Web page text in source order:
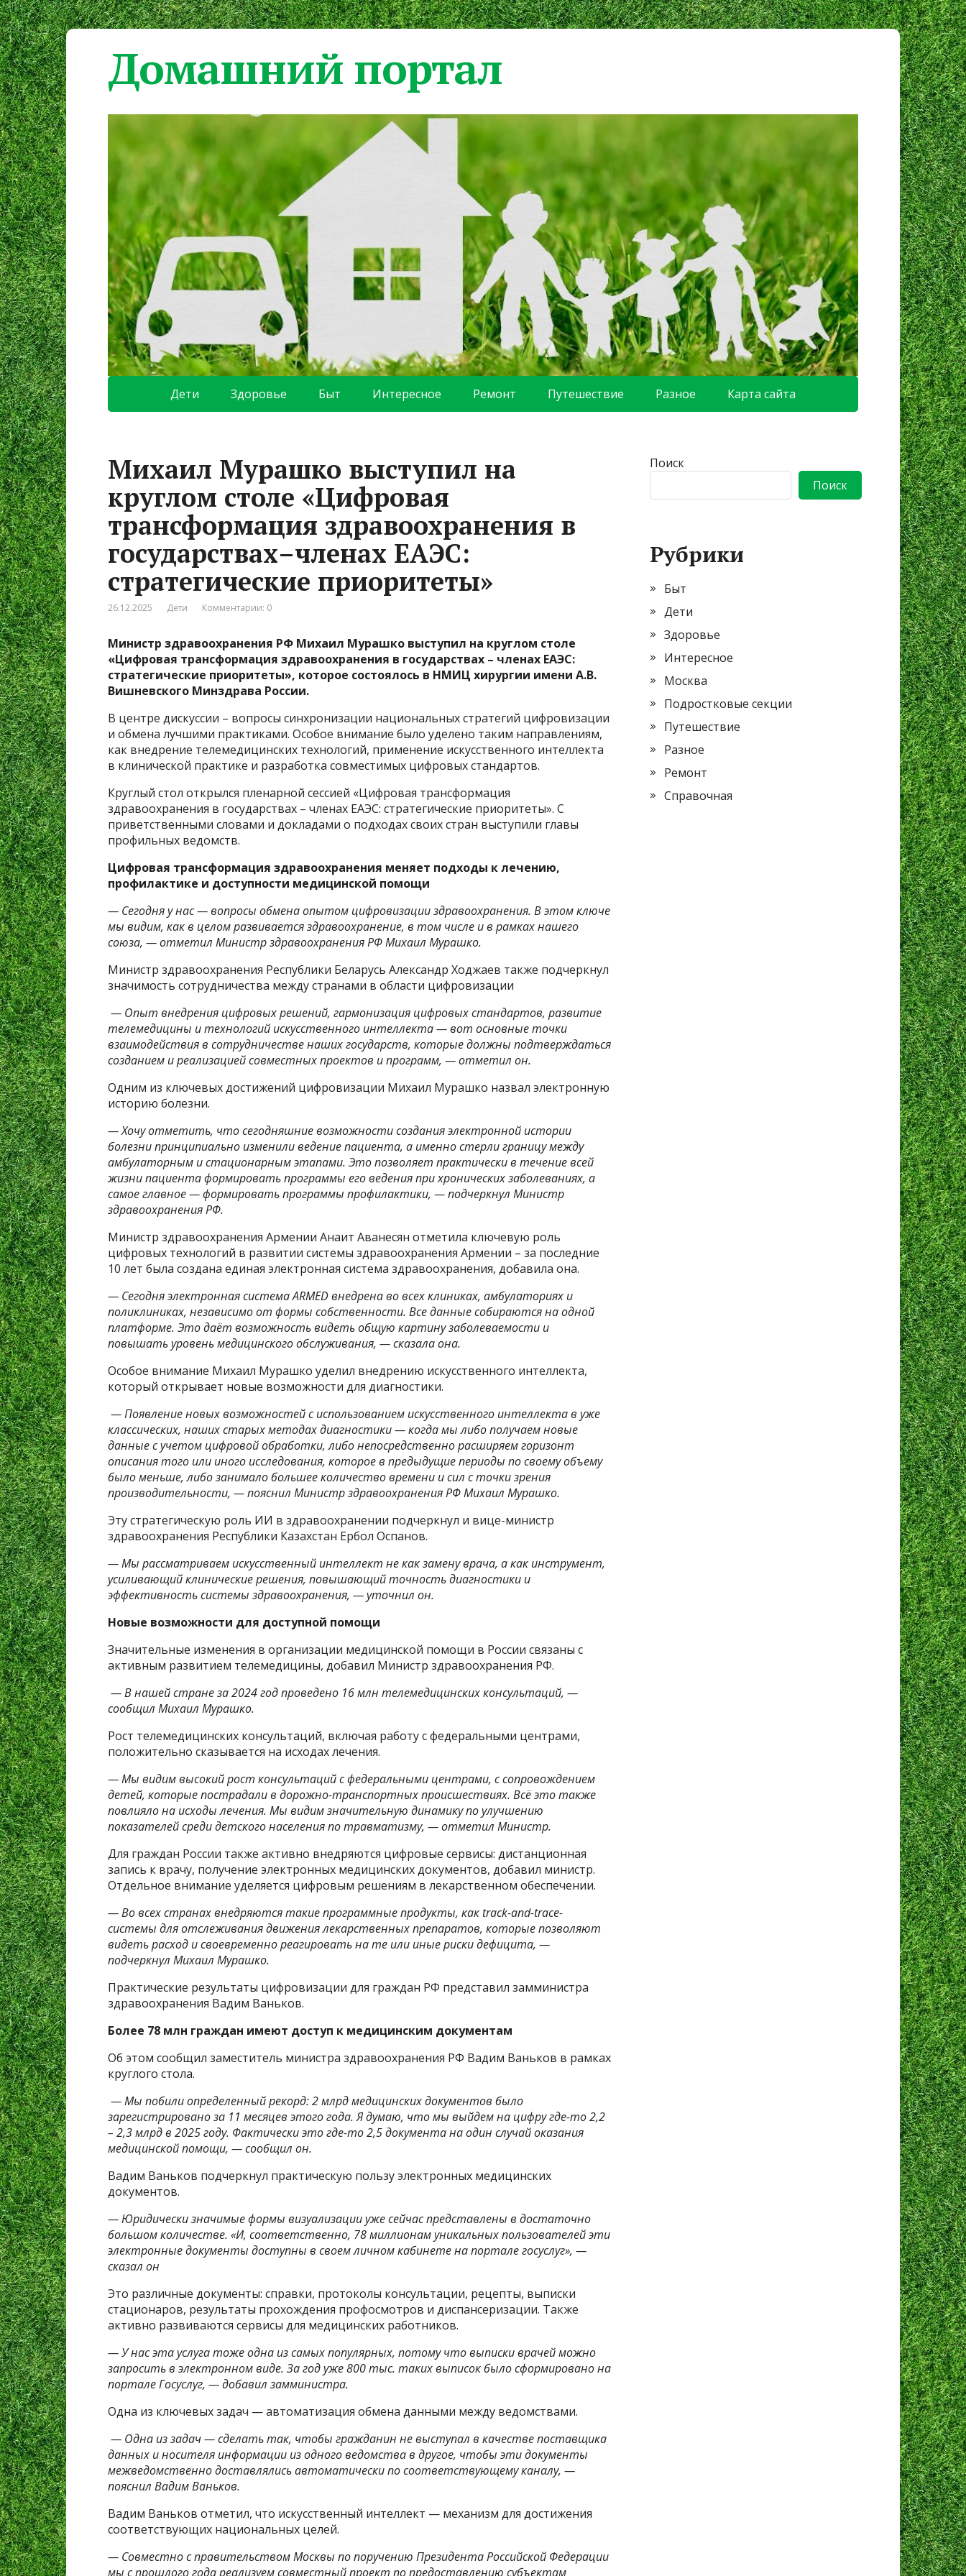
Домашний портал
Дети Здоровье Быт Интересное Ремонт Путешествие Разное Карта сайта
Михаил Мурашко выступил на
круглом столе «Цифровая
трансформация здравоохранения в
государствах–членах ЕАЭС:
стратегические приоритеты»
26.12.2025 Дети Комментарии: 0
Министр здравоохранения РФ Михаил Мурашко выступил на круглом столе
«Цифровая трансформация здравоохранения в государствах – членах ЕАЭС:
стратегические приоритеты», которое состоялось в НМИЦ хирургии имени А.В.
Вишневского Минздрава России.
В центре дискуссии – вопросы синхронизации национальных стратегий цифровизации
и обмена лучшими практиками. Особое внимание было уделено таким направлениям,
как внедрение телемедицинских технологий, применение искусственного интеллекта
в клинической практике и разработка совместимых цифровых стандартов.
Круглый стол открылся пленарной сессией «Цифровая трансформация
здравоохранения в государствах – членах ЕАЭС: стратегические приоритеты». С
приветственными словами и докладами о подходах своих стран выступили главы
профильных ведомств.
Цифровая трансформация здравоохранения меняет подходы к лечению,
профилактике и доступности медицинской помощи
— Сегодня у нас — вопросы обмена опытом цифровизации здравоохранения. В этом ключе
мы видим, как в целом развивается здравоохранение, в том числе и в рамках нашего
союза, — отметил Министр здравоохранения РФ Михаил Мурашко.
Министр здравоохранения Республики Беларусь Александр Ходжаев также подчеркнул
значимость сотрудничества между странами в области цифровизации
— Опыт внедрения цифровых решений, гармонизация цифровых стандартов, развитие
телемедицины и технологий искусственного интеллекта — вот основные точки
взаимодействия в сотрудничестве наших государств, которые должны подтверждаться
созданием и реализацией совместных проектов и программ, — отметил он.
Одним из ключевых достижений цифровизации Михаил Мурашко назвал электронную
историю болезни.
— Хочу отметить, что сегодняшние возможности создания электронной истории
болезни принципиально изменили ведение пациента, а именно стерли границу между
амбулаторным и стационарным этапами. Это позволяет практически в течение всей
жизни пациента формировать программы его ведения при хронических заболеваниях, а
самое главное — формировать программы профилактики, — подчеркнул Министр
здравоохранения РФ.
Министр здравоохранения Армении Анаит Аванесян отметила ключевую роль
цифровых технологий в развитии системы здравоохранения Армении – за последние
10 лет была создана единая электронная система здравоохранения, добавила она.
— Сегодня электронная система ARMED внедрена во всех клиниках, амбулаториях и
поликлиниках, независимо от формы собственности. Все данные собираются на одной
платформе. Это даёт возможность видеть общую картину заболеваемости и
повышать уровень медицинского обслуживания, — сказала она.
Особое внимание Михаил Мурашко уделил внедрению искусственного интеллекта,
который открывает новые возможности для диагностики.
— Появление новых возможностей с использованием искусственного интеллекта в уже
классических, наших старых методах диагностики — когда мы либо получаем новые
данные с учетом цифровой обработки, либо непосредственно расширяем горизонт
описания того или иного исследования, которое в предыдущие периоды по своему объему
было меньше, либо занимало большее количество времени и сил с точки зрения
производительности, — пояснил Министр здравоохранения РФ Михаил Мурашко.
Эту стратегическую роль ИИ в здравоохранении подчеркнул и вице-министр
здравоохранения Республики Казахстан Ербол Оспанов.
— Мы рассматриваем искусственный интеллект не как замену врача, а как инструмент,
усиливающий клинические решения, повышающий точность диагностики и
эффективность системы здравоохранения, — уточнил он.
Новые возможности для доступной помощи
Значительные изменения в организации медицинской помощи в России связаны с
активным развитием телемедицины, добавил Министр здравоохранения РФ.
— В нашей стране за 2024 год проведено 16 млн телемедицинских консультаций, —
сообщил Михаил Мурашко.
Рост телемедицинских консультаций, включая работу с федеральными центрами,
положительно сказывается на исходах лечения.
— Мы видим высокий рост консультаций с федеральными центрами, с сопровождением
детей, которые пострадали в дорожно-транспортных происшествиях. Всё это также
повлияло на исходы лечения. Мы видим значительную динамику по улучшению
показателей среди детского населения по травматизму, — отметил Министр.
Для граждан России также активно внедряются цифровые сервисы: дистанционная
запись к врачу, получение электронных медицинских документов, добавил министр.
Отдельное внимание уделяется цифровым решениям в лекарственном обеспечении.
— Во всех странах внедряются такие программные продукты, как track-and-trace-
системы для отслеживания движения лекарственных препаратов, которые позволяют
видеть расход и своевременно реагировать на те или иные риски дефицита, —
подчеркнул Михаил Мурашко.
Практические результаты цифровизации для граждан РФ представил замминистра
здравоохранения Вадим Ваньков.
Более 78 млн граждан имеют доступ к медицинским документам
Об этом сообщил заместитель министра здравоохранения РФ Вадим Ваньков в рамках
круглого стола.
— Мы побили определенный рекорд: 2 млрд медицинских документов было
зарегистрировано за 11 месяцев этого года. Я думаю, что мы выйдем на цифру где-то 2,2
– 2,3 млрд в 2025 году. Фактически это где-то 2,5 документа на один случай оказания
медицинской помощи, — сообщил он.
Вадим Ваньков подчеркнул практическую пользу электронных медицинских
документов.
— Юридически значимые формы визуализации уже сейчас представлены в достаточно
большом количестве. «И, соответственно, 78 миллионам уникальных пользователей эти
электронные документы доступны в своем личном кабинете на портале госуслуг», —
сказал он
Это различные документы: справки, протоколы консультации, рецепты, выписки
стационаров, результаты прохождения профосмотров и диспансеризации. Также
активно развиваются сервисы для медицинских работников.
— У нас эта услуга тоже одна из самых популярных, потому что выписки врачей можно
запросить в электронном виде. За год уже 800 тыс. таких выписок было сформировано на
портале Госуслуг, — добавил замминистра.
Одна из ключевых задач — автоматизация обмена данными между ведомствами.
— Одна из задач — сделать так, чтобы гражданин не выступал в качестве поставщика
данных и носителя информации из одного ведомства в другое, чтобы эти документы
межведомственно доставлялись автоматически по соответствующему каналу, —
пояснил Вадим Ваньков.
Вадим Ваньков отметил, что искусственный интеллект — механизм для достижения
соответствующих национальных целей.
— Совместно с правительством Москвы по поручению Президента Российской Федерации
мы с прошлого года реализуем совместный проект по предоставлению субъектам
Поиск
Поиск
Рубрики
Быт
Дети
Здоровье
Интересное
Москва
Подростковые секции
Путешествие
Разное
Ремонт
Справочная